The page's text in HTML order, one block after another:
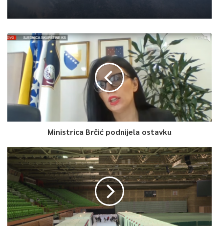
Ministrica Brčić podnijela ostavku